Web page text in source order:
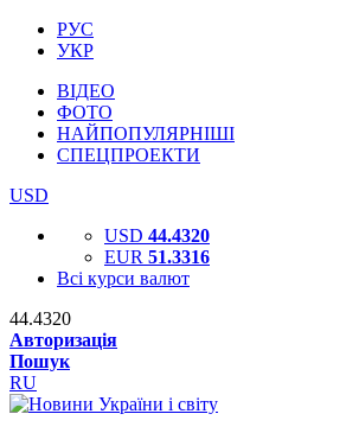
РУС
УКР
ВІДЕО
ФОТО
НАЙПОПУЛЯРНІШІ
СПЕЦПРОЕКТИ
USD
USD 44.4320
EUR 51.3316
Всі курси валют
44.4320
Авторизація
Пошук
RU